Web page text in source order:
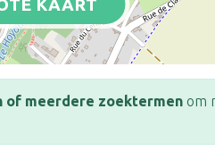
KAART
of meerdere zoektermen om